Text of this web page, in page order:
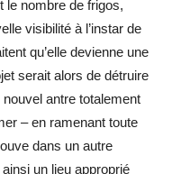
le nombre de frigos,
visibilité à l’instar de
qu’elle devienne une
serait alors de détruire
antre totalement
– en ramenant toute
dans un autre
un lieu approprié